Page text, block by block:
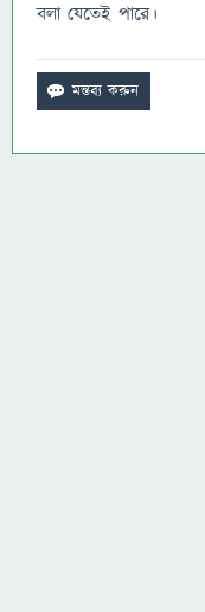
বলা যেতেই পারে।